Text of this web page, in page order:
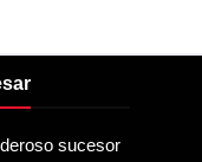
sucesor